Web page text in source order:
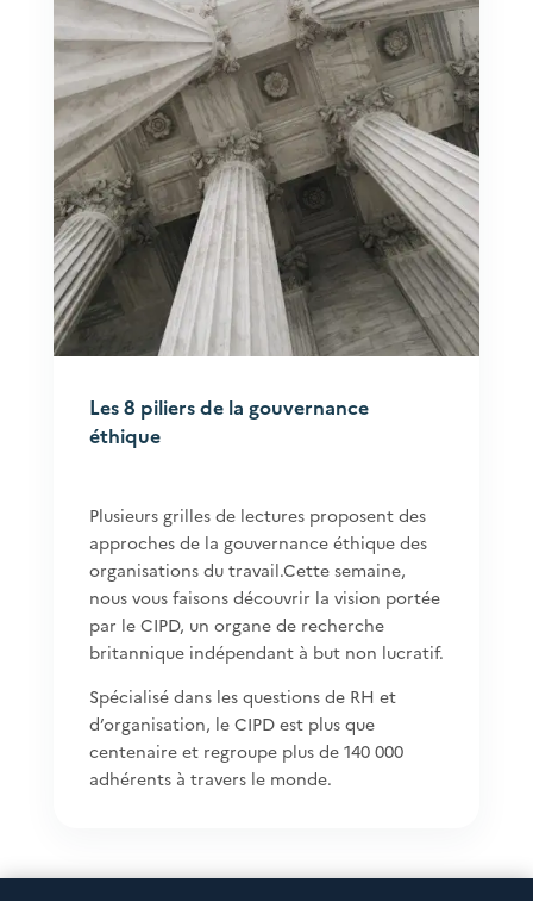
Les 8 piliers de la gouvernance
éthique
Plusieurs grilles de lectures proposent des
approches de la gouvernance éthique des
organisations du travail.Cette semaine,
nous vous faisons découvrir la vision portée
par le CIPD, un organe de recherche
britannique indépendant à but non lucratif.
Spécialisé dans les questions de RH et
d’organisation, le CIPD est plus que
centenaire et regroupe plus de 140 000
adhérents à travers le monde.